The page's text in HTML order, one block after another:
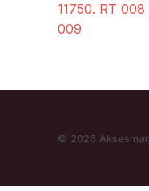
11750. RT 008
009
© 2026